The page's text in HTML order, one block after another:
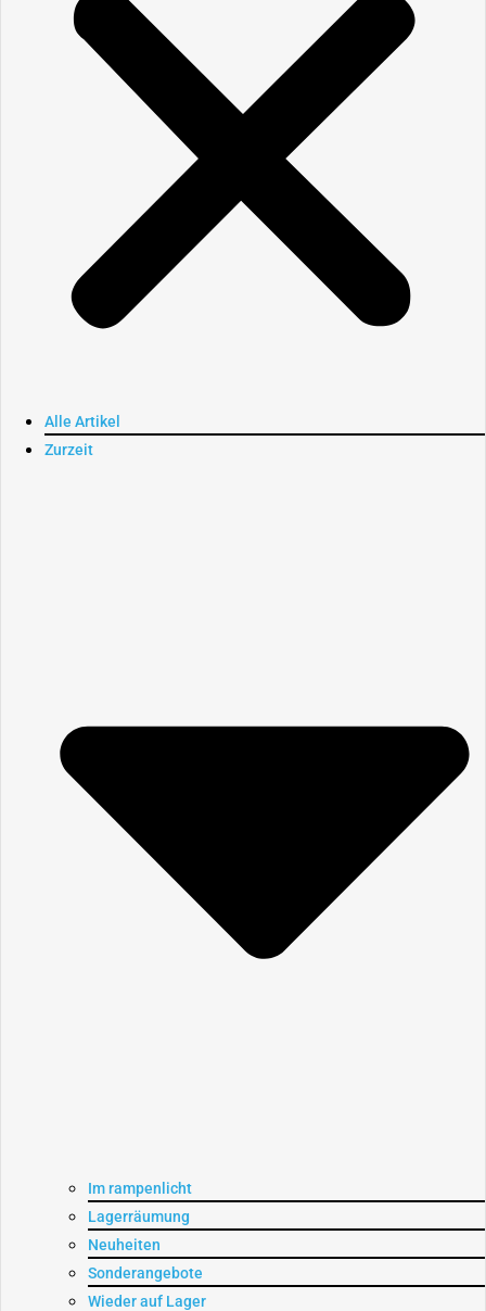
Alle Artikel
Zurzeit
Im rampenlicht
Lagerräumung
Neuheiten
Sonderangebote
Wieder auf Lager